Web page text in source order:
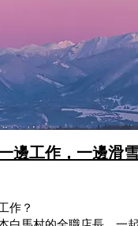
邊工作，一邊滑
作？